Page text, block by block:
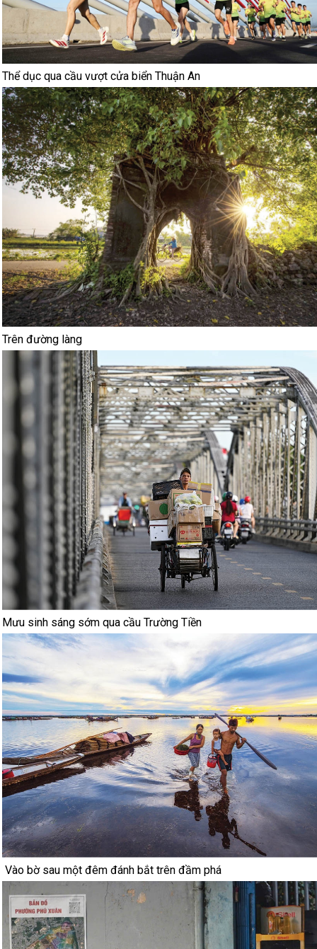
Thể dục qua cầu vượt cửa biển Thuận An
Trên đường làng
Mưu sinh sáng sớm qua cầu Trường Tiền
Vào bờ sau một đêm đánh bắt trên đầm phá